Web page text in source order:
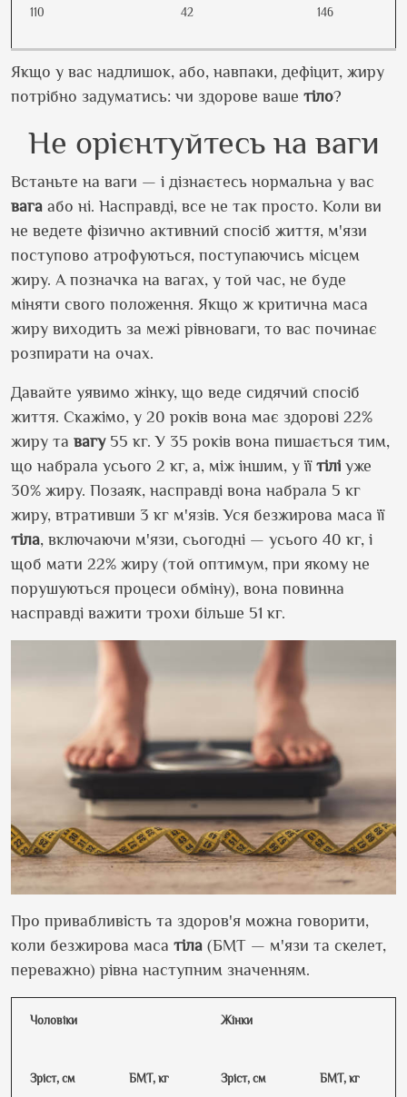
110 42 146
Якщо у вас надлишок, або, навпаки, дефіцит, жиру
потрібно задуматись: чи здорове ваше тіло?
Не орієнтуйтесь на ваги
Встаньте на ваги — і дізнаєтесь нормальна у вас
вага або ні. Насправді, все не так просто. Коли ви
не ведете фізично активний спосіб життя, м'язи
поступово атрофуються, поступаючись місцем
жиру. А позначка на вагах, у той час, не буде
міняти свого положення. Якщо ж критична маса
жиру виходить за межі рівноваги, то вас починає
розпирати на очах.
Давайте уявимо жінку, що веде сидячий спосіб
життя. Скажімо, у 20 років вона має здорові 22%
жиру та вагу55 кг. У 35 років вона пишається тим,
що набрала усього 2 кг, а, між іншим, у її тілі уже
30% жиру. Позаяк, насправді вона набрала 5 кг
жиру, втративши 3 кг м'язів. Уся безжирова маса її
тіла, включаючи м'язи, сьогодні — усього 40 кг, і
щоб мати 22% жиру (той оптимум, при якому не
порушуються процеси обміну), вона повинна
насправді важити трохи більше 51 кг.
Про привабливість та здоров'я можна говорити,
коли безжирова маса тіла (БМТ — м'язи та скелет,
переважно) рівна наступним значенням.
Чоловіки Жінки
Зріст, см БМТ, кг Зріст, см БМТ, кг